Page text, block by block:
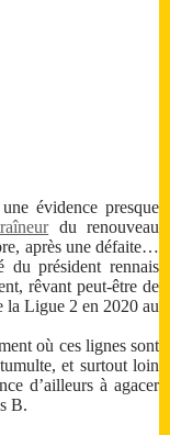
évidence presque
du renouveau
après une défaite…
du président rennais
rêvant peut-être de
la Ligue 2 en 2020 au
où ces lignes sont
et surtout loin
d’ailleurs à agacer
B.